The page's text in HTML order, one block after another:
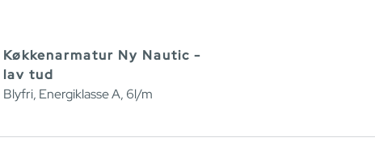
Køkkenarmatur Ny Nautic -
lav tud
Blyfri, Energiklasse A, 6l/m